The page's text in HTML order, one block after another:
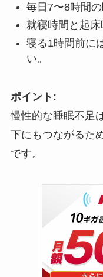
毎日7〜8時間の
就寝時間と起床
寝る1時間前に
い。
ポイント:
慢性的な睡眠不足
下にもつながるた
です。